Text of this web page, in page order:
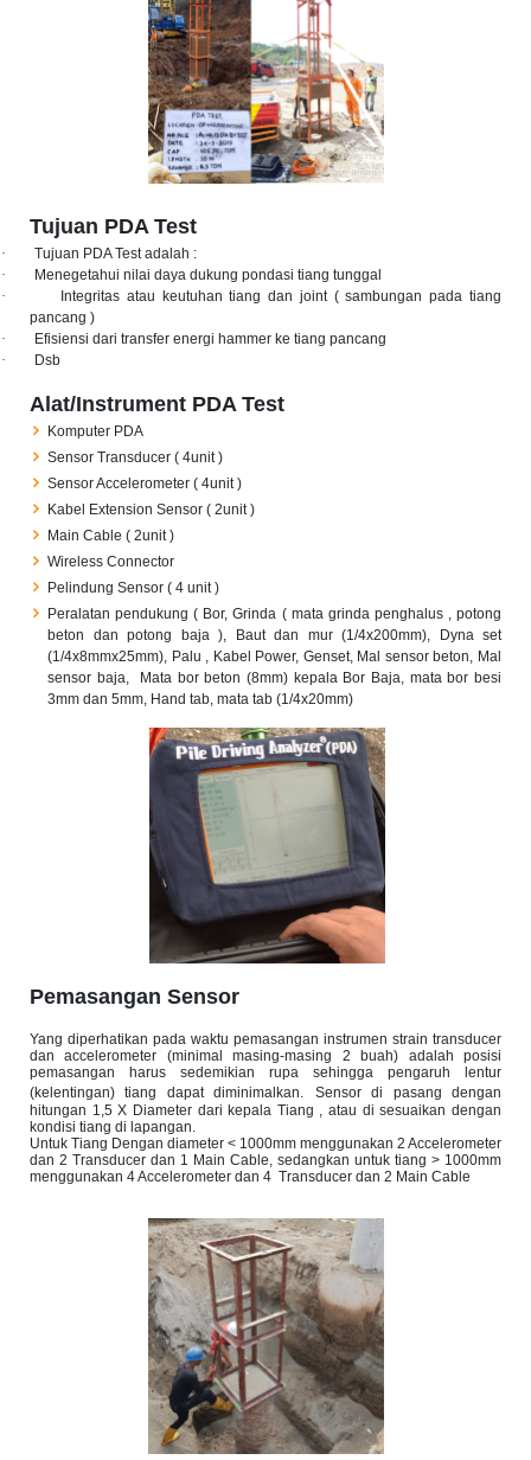
Tujuan PDA Test
·
Tujuan PDA Test adalah :
·
Menegetahui nilai daya dukung pondasi tiang tunggal
·
Integritas atau keutuhan tiang dan joint ( sambungan pada tiang
pancang )
·
Efisiensi dari transfer energi hammer ke tiang pancang
·
Dsb
Alat/Instrument PDA Test
Komputer PDA
Sensor Transducer ( 4unit )
Sensor Accelerometer ( 4unit )
Kabel Extension Sensor ( 2unit )
Main Cable ( 2unit )
Wireless Connector
Pelindung Sensor ( 4 unit )
Peralatan pendukung ( Bor, Grinda ( mata grinda penghalus , potong
beton dan potong baja ), Baut dan mur (1/4x200mm), Dyna set
(1/4x8mmx25mm), Palu , Kabel Power, Genset, Mal sensor beton, Mal
sensor baja, Mata bor beton (8mm) kepala Bor Baja, mata bor besi
3mm dan 5mm, Hand tab, mata tab (1/4x20mm)
Pemasangan Sensor
Yang diperhatikan pada waktu pemasangan instrumen strain transducer
dan accelerometer (minimal masing-masing 2 buah) adalah posisi
pemasangan harus sedemikian rupa sehingga pengaruh lentur
(kelentingan) tiang dapat diminimalkan.
Sensor di pasang dengan
hitungan 1,5 X Diameter dari kepala Tiang , atau di sesuaikan dengan
kondisi tiang di lapangan.
Untuk Tiang Dengan diameter < 1000mm menggunakan 2 Accelerometer
dan 2 Transducer dan 1 Main Cable, sedangkan untuk tiang > 1000mm
menggunakan 4 Accelerometer dan 4 Transducer dan 2 Main Cable